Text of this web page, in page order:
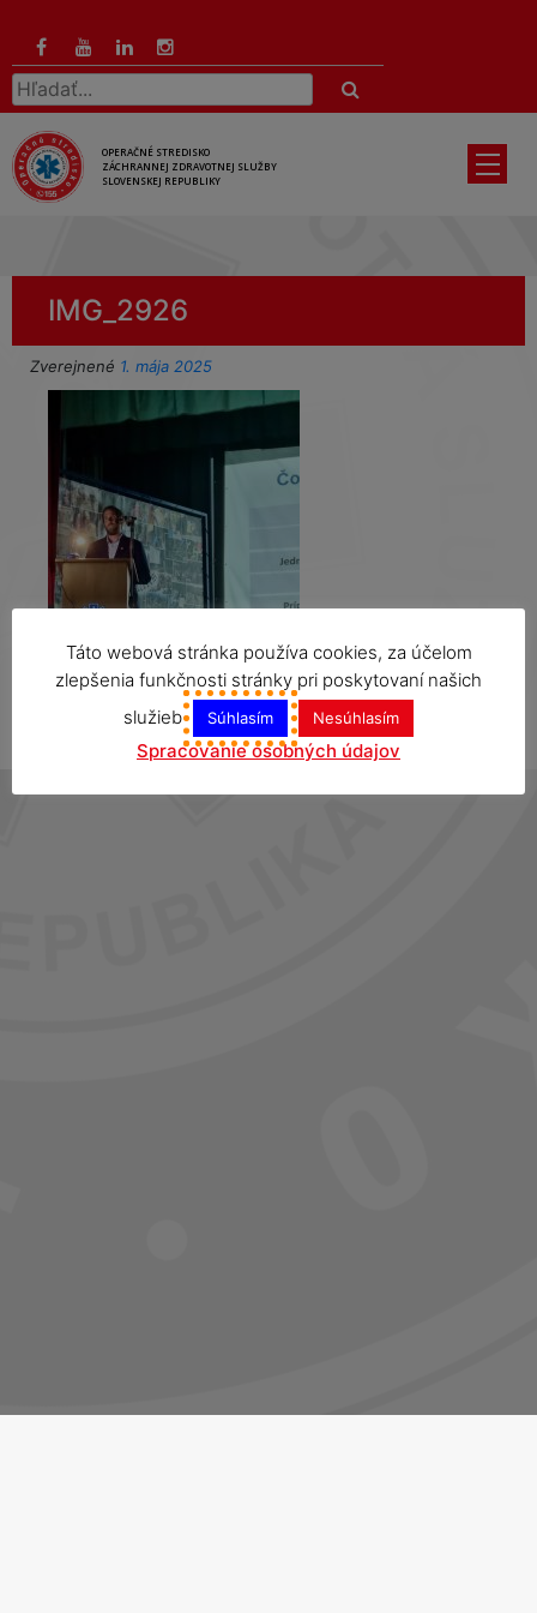
hlavný
obsah
Hľadať:
OPERAČNÉ STREDISKO
ZÁCHRANNEJ ZDRAVOTNEJ SLUŽBY
SLOVENSKEJ REPUBLIKY
IMG_2926
Zverejnené 1. mája 2025
Táto webová stránka používa cookies, za účelom
zlepšenia funkčnosti stránky pri poskytovaní našich
služieb
Súhlasím Nesúhlasím
Spracovanie osobných údajov